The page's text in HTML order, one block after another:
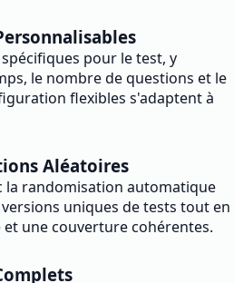
pour le test, y
le nombre de questions et le
flexibles s'adaptent à
Aléatoires
la randomisation automatique
uniques de tests tout en
une couverture cohérentes.